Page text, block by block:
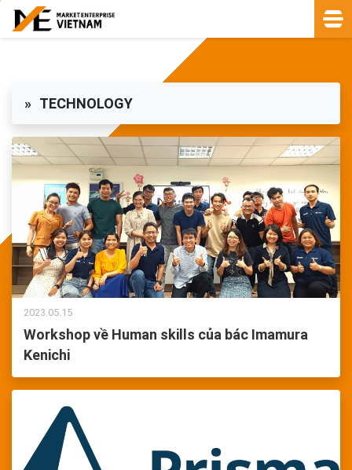
TECHNOLOGY
2023.05.15
Workshop về Human skills của bác Imamura
Kenichi